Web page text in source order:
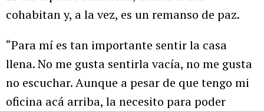
cohabitan y, a la vez, es un remanso de paz.
“Para mí es tan importante sentir la casa
llena. No me gusta sentirla vacía, no me gusta
no escuchar. Aunque a pesar de que tengo mi
oficina acá arriba, la necesito para poder